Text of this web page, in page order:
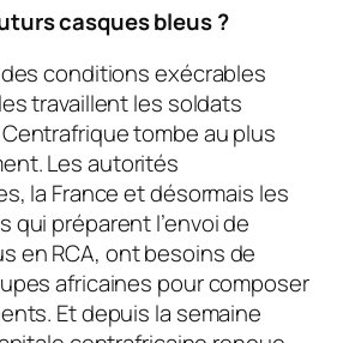
casques bleus ?
conditions exécrables
travaillent les soldats
tombe au plus
Les autorités
la France et désormais les
qui préparent l’envoi de
en RCA, ont besoins de
africaines pour composer
Et depuis la semaine